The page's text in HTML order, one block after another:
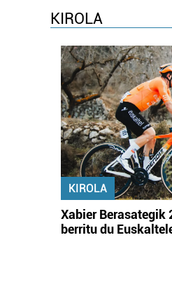
KIROLA
KIROLA
Xabier Berasategik
berritu du